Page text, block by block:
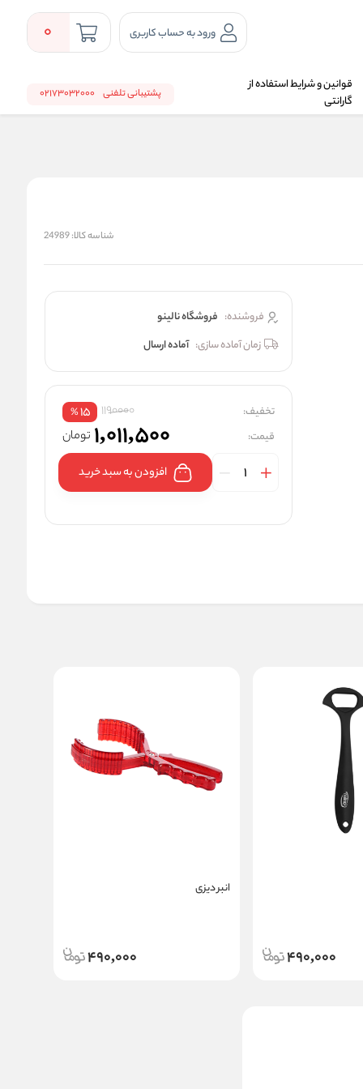
ورود به حساب کاربری 0
قوانین و شرایط استفاده از
گارانتی
پشتیبانی تلفنی 02173032000
شناسه کالا:24989
فروشنده: فروشگاه نالینو
زمان آماده سازی: آماده ارسال
تخفیف: 1190000
15
%
قیمت: 1,011,500 تومان
افزودن به سبد خرید
490,000
انبر دیزی
490,000